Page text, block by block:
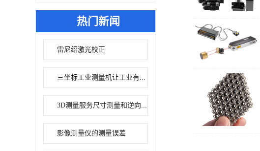
热门新闻
雷尼绍激光校正
三坐标工业测量机让工业有...
3D测量服务尺寸测量和逆向...
影像测量仪的测量误差